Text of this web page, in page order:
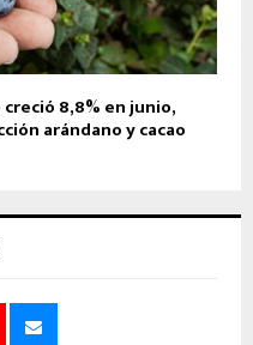
8,8% en junio,
arándano y cacao